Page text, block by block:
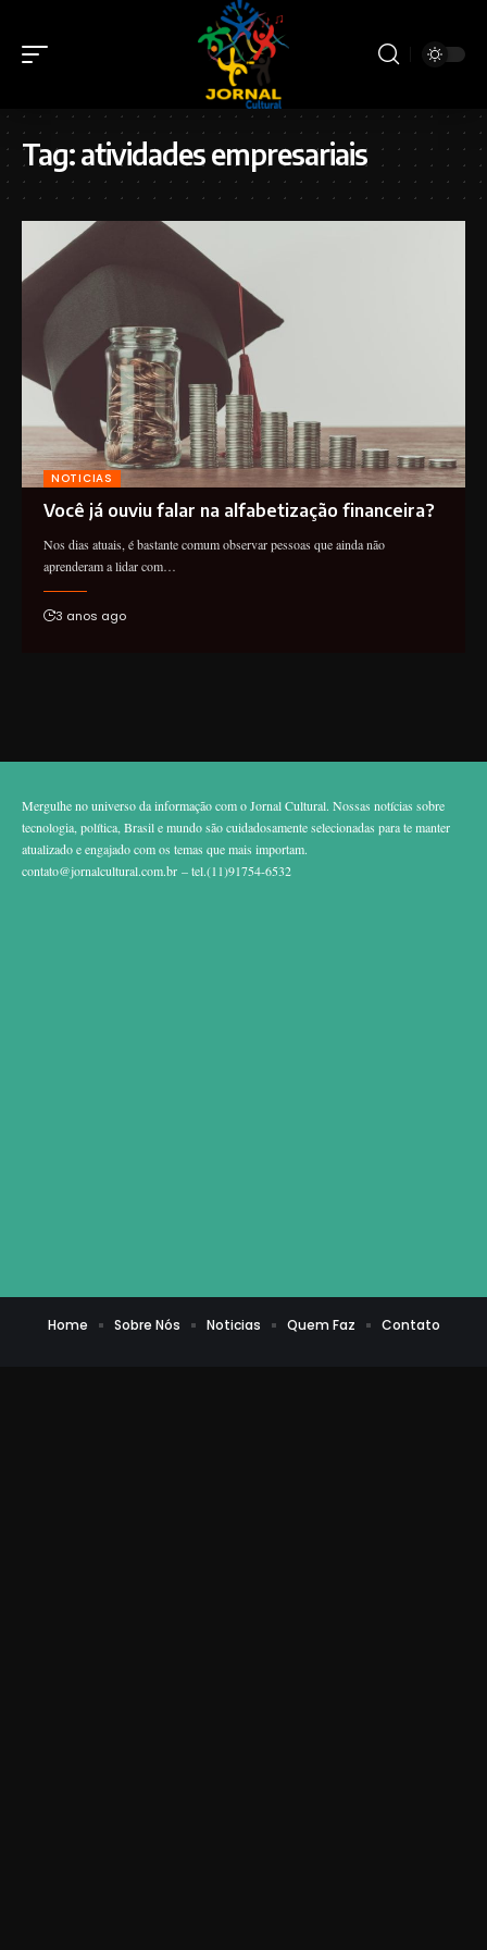
Tag:atividades empresariais
NOTICIAS
Você já ouviu falar na alfabetização financeira?
Nos dias atuais, é bastante comum observar pessoas que ainda não
aprenderam a lidar com…
3 anos ago
Mergulhe no universo da informação com o Jornal Cultural. Nossas notícias sobre
tecnologia, política, Brasil e mundo são cuidadosamente selecionadas para te manter
atualizado e engajado com os temas que mais importam.
contato@jornalcultural.com.br – tel.(11)91754-6532
Home Sobre Nós Noticias Quem Faz Contato